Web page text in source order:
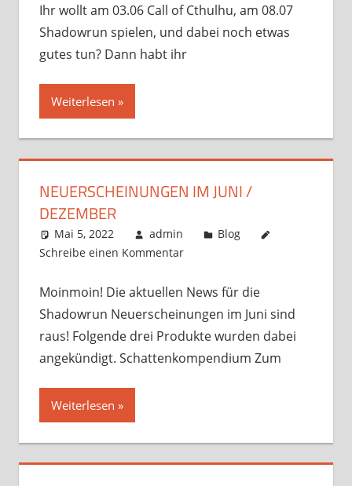
Ihr wollt am 03.06 Call of Cthulhu, am 08.07
Shadowrun spielen, und dabei noch etwas
gutes tun? Dann habt ihr
Weiterlesen
NEUERSCHEINUNGEN IM JUNI /
DEZEMBER
Mai 5, 2022 admin
Blog
Schreibe einen Kommentar
Moinmoin! Die aktuellen News für die
Shadowrun Neuerscheinungen im Juni sind
raus! Folgende drei Produkte wurden dabei
angekündigt. Schattenkompendium Zum
Weiterlesen